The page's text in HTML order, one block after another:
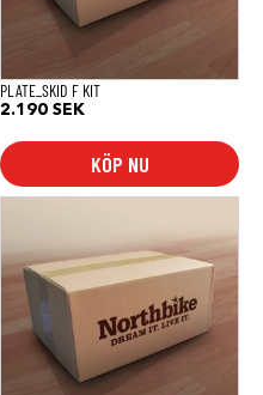
PLATE_SKID F KIT
2.190 SEK
KÖP NU